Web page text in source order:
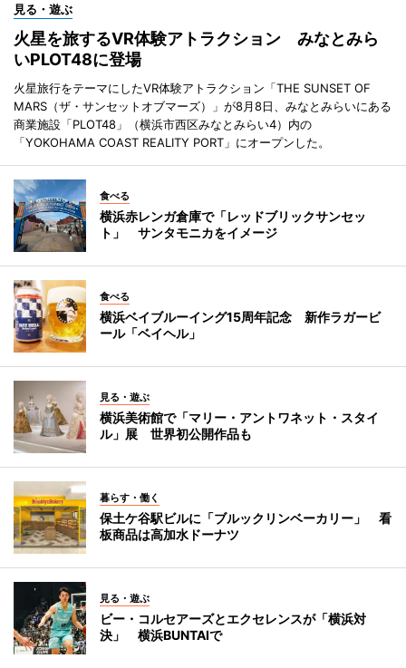
見る・遊ぶ
火星を旅するVR体験アトラクション みなとみら
いPLOT48に登場
火星旅行をテーマにしたVR体験アトラクション「THE SUNSET OF
MARS（ザ・サンセットオブマーズ）」が8月8日、みなとみらいにある
商業施設「PLOT48」（横浜市西区みなとみらい4）内の
「YOKOHAMA COAST REALITY PORT」にオープンした。
食べる
横浜赤レンガ倉庫で「レッドブリックサンセッ
ト」 サンタモニカをイメージ
食べる
横浜ベイブルーイング15周年記念 新作ラガービ
ール「ベイヘル」
見る・遊ぶ
横浜美術館で「マリー・アントワネット・スタイ
ル」展 世界初公開作品も
暮らす・働く
保土ケ谷駅ビルに「ブルックリンベーカリー」 看
板商品は高加水ドーナツ
見る・遊ぶ
ビー・コルセアーズとエクセレンスが「横浜対
決」 横浜BUNTAIで